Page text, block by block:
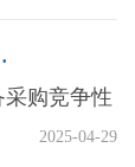
采购竞争性
2025-04-29